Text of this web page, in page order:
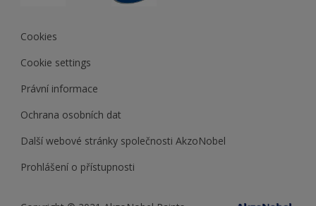
Cookies
Cookie settings
Právní informace
Ochrana osobních dat
Další webové stránky společnosti AkzoNobel
Prohlášení o přístupnosti